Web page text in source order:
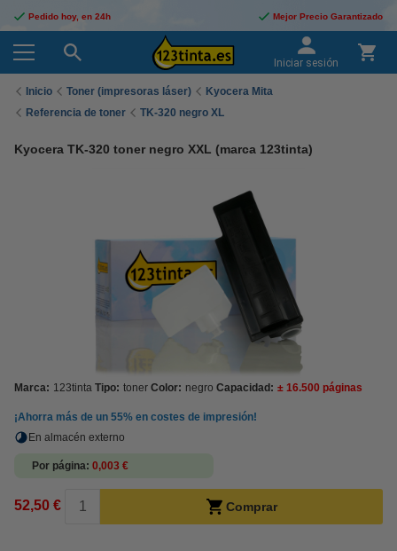
Pedido hoy, en 24h Mejor Precio Garantizado
Iniciar sesión
Inicio Toner (impresoras láser)
Kyocera Mita
Referencia de toner
TK-320 negro XL
Kyocera TK-320 toner negro XXL (marca 123tinta)
Marca: 123tinta Tipo: toner Color: negro Capacidad: ± 16.500 páginas
¡Ahorra más de un 55% en costes de impresión!
En almacén externo
Por página 0,003 €
52,50 € Comprar